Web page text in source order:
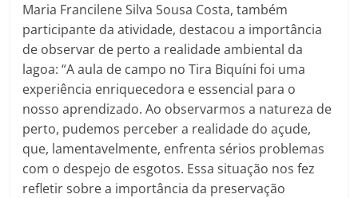
Maria Francilene Silva Sousa Costa, também
participante da atividade, destacou a importância
de observar de perto a realidade ambiental da
lagoa: “A aula de campo no Tira Biquíni foi uma
experiência enriquecedora e essencial para o
nosso aprendizado. Ao observarmos a natureza de
perto, pudemos perceber a realidade do açude,
que, lamentavelmente, enfrenta sérios problemas
com o despejo de esgotos. Essa situação nos fez
refletir sobre a importância da preservação